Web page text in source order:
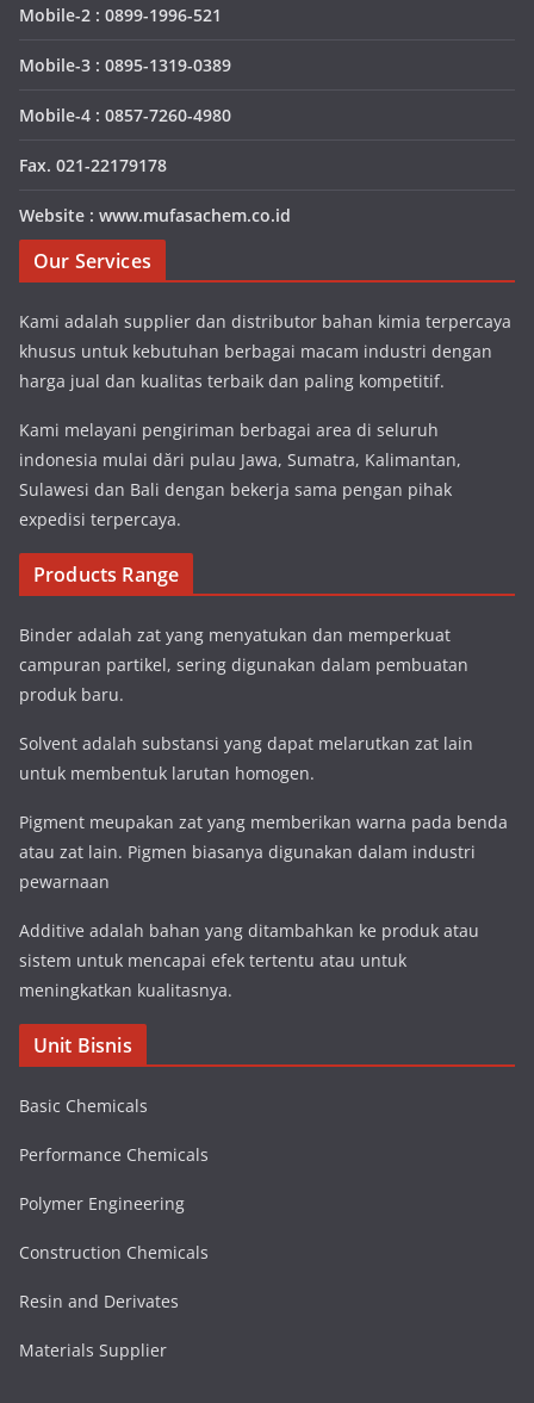
Mobile-2 : 0899-1996-521
Mobile-3 : 0895-1319-0389
Mobile-4 : 0857-7260-4980
Fax. 021-22179178
Website : www.mufasachem.co.id
Our Services
Kami adalah supplier dan distributor bahan kimia terpercaya
khusus untuk kebutuhan berbagai macam industri dengan
harga jual dan kualitas terbaik dan paling kompetitif.
Kami melayani pengiriman berbagai area di seluruh
indonesia mulai dări pulau Jawa, Sumatra, Kalimantan,
Sulawesi dan Bali dengan bekerja sama pengan pihak
expedisi terpercaya.
Products Range
Binder adalah zat yang menyatukan dan memperkuat
campuran partikel, sering digunakan dalam pembuatan
produk baru.
Solvent adalah substansi yang dapat melarutkan zat lain
untuk membentuk larutan homogen.
Pigment meupakan zat yang memberikan warna pada benda
atau zat lain. Pigmen biasanya digunakan dalam industri
pewarnaan
Additive adalah bahan yang ditambahkan ke produk atau
sistem untuk mencapai efek tertentu atau untuk
meningkatkan kualitasnya.
Unit Bisnis
Basic Chemicals
Performance Chemicals
Polymer Engineering
Construction Chemicals
Resin and Derivates
Materials Supplier